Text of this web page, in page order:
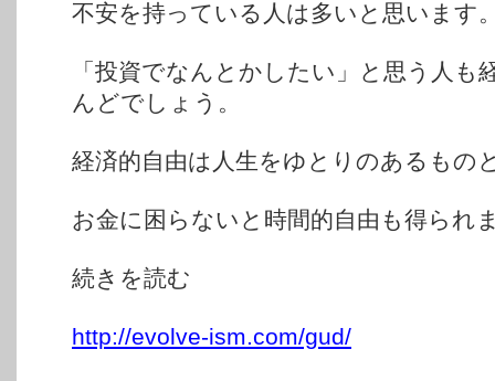
不安を持っている人は多いと思います
「投資でなんとかしたい」と思う人も
んどでしょう。
経済的自由は人生をゆとりのあるもの
お金に困らないと時間的自由も得られ
続きを読む
http://evolve-ism.com/gud/